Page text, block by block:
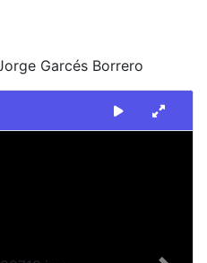
Garcés Borrero